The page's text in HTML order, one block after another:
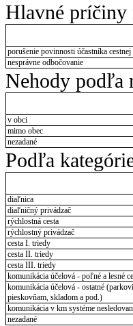
Hlavné príčiny
porušenie povinnosti účastníka
nesprávne odbočovanie
Nehody podľa
v obci
mimo obec
nezadané
Podľa
diaľnica
diaľničný privádzač
rýchlostná cesta
rýchlostný privádzač
cesta I. triedy
cesta II. triedy
cesta III. triedy
komunikácia účelová - poľné a lesné
komunikácia účelová - ostatné
pieskovňam, skladom a pod.)
komunikácia v km systéme
nezadané